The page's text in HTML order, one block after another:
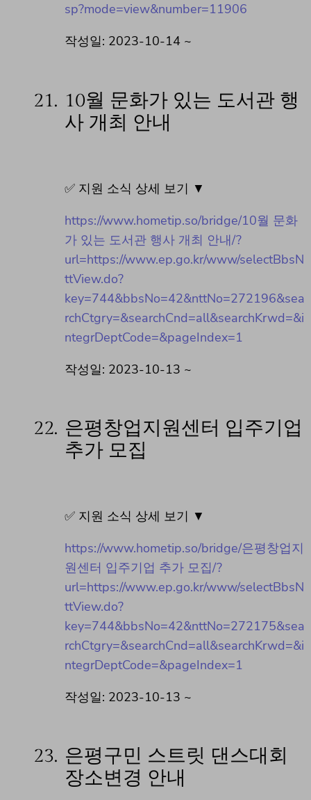
sp?mode=view&number=11906
작성일: 2023-10-14 ~
21. 10월 문화가 있는 도서관 행
사 개최 안내
✅ 지원 소식 상세 보기 ▼
https://www.hometip.so/bridge/10월 문화
가 있는 도서관 행사 개최 안내/?
url=https://www.ep.go.kr/www/selectBbsN
ttView.do?
key=744&bbsNo=42&nttNo=272196&sea
rchCtgry=&searchCnd=all&searchKrwd=&i
ntegrDeptCode=&pageIndex=1
작성일: 2023-10-13 ~
22. 은평창업지원센터 입주기업
추가 모집
✅ 지원 소식 상세 보기 ▼
https://www.hometip.so/bridge/은평창업지
원센터 입주기업 추가 모집/?
url=https://www.ep.go.kr/www/selectBbsN
ttView.do?
key=744&bbsNo=42&nttNo=272175&sea
rchCtgry=&searchCnd=all&searchKrwd=&i
ntegrDeptCode=&pageIndex=1
작성일: 2023-10-13 ~
23. 은평구민 스트릿 댄스대회
장소변경 안내